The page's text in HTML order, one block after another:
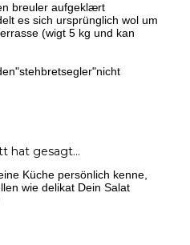
breuler aufgeklært
es sich ursprünglich wol um
(wigt 5 kg und kan
hat gesagt…
Küche persönlich kenne,
wie delikat Dein Salat